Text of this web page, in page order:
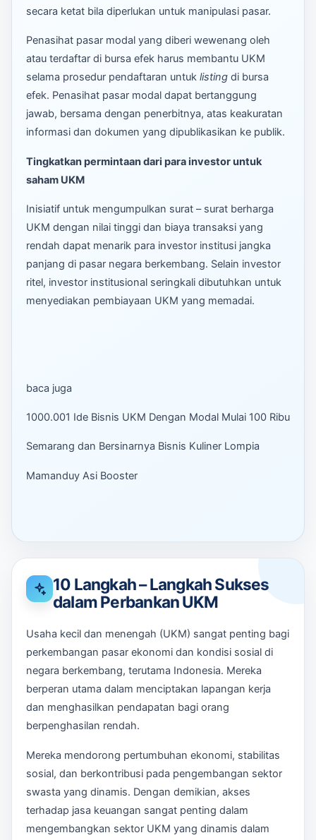
secara ketat bila diperlukan untuk manipulasi pasar.
Penasihat pasar modal yang diberi wewenang oleh
atau terdaftar di bursa efek harus membantu UKM
selama prosedur pendaftaran untuk listing di bursa
efek. Penasihat pasar modal dapat bertanggung
jawab, bersama dengan penerbitnya, atas keakuratan
informasi dan dokumen yang dipublikasikan ke publik.
Tingkatkan permintaan dari parainvestor untuk
saham UKM
Inisiatif untuk mengumpulkan surat – surat berharga
UKM dengan nilai tinggi dan biaya transaksi yang
rendah dapat menarik para investor institusi jangka
panjang di pasar negara berkembang. Selain investor
ritel, investor institusional seringkali dibutuhkan untuk
menyediakan pembiayaan UKM yang memadai.
baca juga
1000.001 Ide Bisnis UKM Dengan Modal Mulai 100 Ribu
Semarang dan Bersinarnya Bisnis Kuliner Lompia
Mamanduy Asi Booster
10 Langkah – Langkah Sukses
dalam Perbankan UKM
Usaha kecil dan menengah (UKM) sangat penting bagi
perkembangan pasar ekonomi dan kondisi sosial di
negara berkembang, terutama Indonesia. Mereka
berperan utama dalam menciptakan lapangan kerja
dan menghasilkan pendapatan bagi orang
berpenghasilan rendah.
Mereka mendorong pertumbuhan ekonomi, stabilitas
sosial, dan berkontribusi pada pengembangan sektor
swasta yang dinamis. Dengan demikian, akses
terhadap jasa keuangan sangat penting dalam
mengembangkan sektor UKM yang dinamis dalam